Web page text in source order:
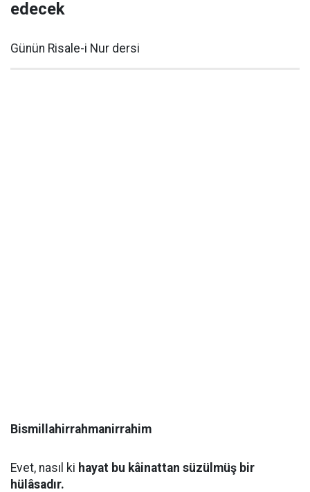
edecek
Günün Risale-i Nur dersi
Bismillahirrahmanirrahim
Evet, nasıl ki hayat bu kâinattan süzülmüş bir
hülâsadır.